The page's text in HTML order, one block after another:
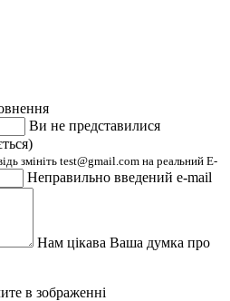
Ви не представилися
змініть test@gmail.com на реальний E-
Неправильно введений e-mail
Нам цікава Ваша думка про
в зображенні